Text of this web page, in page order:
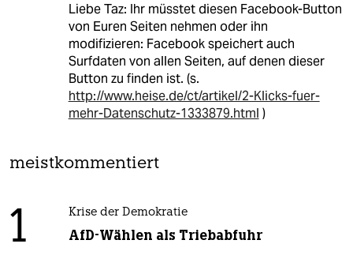
Liebe Taz: Ihr müsstet diesen Facebook-Button
von Euren Seiten nehmen oder ihn
modifizieren: Facebook speichert auch
Surfdaten von allen Seiten, auf denen dieser
Button zu finden ist. (s.
http://www.heise.de/ct/artikel/2-Klicks-fuer-
mehr-Datenschutz-1333879.html )
meistkommentiert
1 Krise der Demokratie
AfD-Wählen als Triebabfuhr